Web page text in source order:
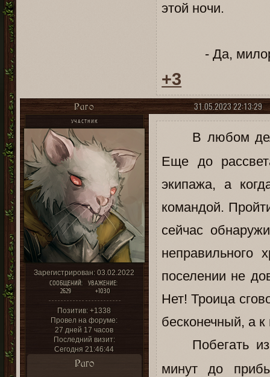
этой ночи.
- Да, милорд, -
+3
31.05.2023 22:13:29
Раго
УЧАСТНИК
Зарегистрирован: 03.02.2022
СООБЩЕНИЙ:
2629
УВАЖЕНИЕ:
+1030
Позитив: +1338
Провел на форуме:
27 дней 17 часов
Последний визит:
Сегодня 21:46:44
Раго
В любом
Еще до
экипажа, а
командой.
сейчас
неправильного
поселении не
Нет! Троица
бесконечный, а
Побегать
минут до